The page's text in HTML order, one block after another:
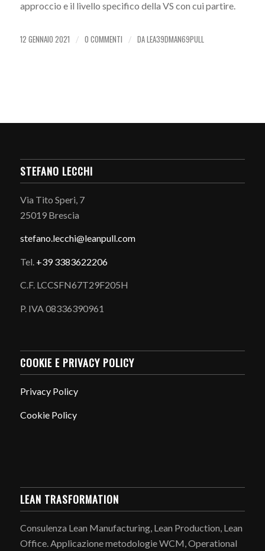
approccio e il livello specifico della VS con cui partire.
12 GENNAIO 2021 / 0 COMMENTI / DALEA39DMAN69PULL
STEFANO LECCHI
Via Tito Speri, 7
25019 Brescia
stefano.lecchi@leanpull.com
Tel. +39 3383622206
C.F. LCCSFN67T29F205H
P. IVA 08336390961
COOKIE E PRIVACY POLICY
Privacy Policy
Cookie Policy
LEAN TRASFORMATION
Consulenza Lean Manufacturing, Lean Production, Lean
Office. Applicazione metodologie WCM, Operational